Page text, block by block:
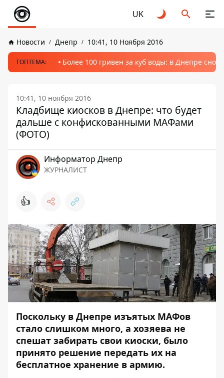
UK
Новости Днепр 10:41, 10 Ноября 2016
ТОПТЕМА: Более 100 гривен за куб воды: в Днепре
10:41, 10 ноября 2016
Кладбище киосков в Днепре: что будет
дальше с конфискованными МАФами
(ФОТО)
Информатор Днепр
ЖУРНАЛИСТ
👍
Поскольку в Днепре изъятых МАФов
стало слишком много, а хозяева не
спешат забирать свои киоски, было
принято решение передать их на
бесплатное хранение в армию.